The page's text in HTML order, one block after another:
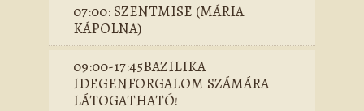
07:00: SZENTMISE (MÁRIA
KÁPOLNA)
09:00-17:45BAZILIKA
IDEGENFORGALOM SZÁMÁRA
LÁTOGATHATÓ!